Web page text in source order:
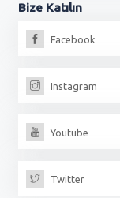
Bize Katılın
Facebook
Instagram
Youtube
Twitter